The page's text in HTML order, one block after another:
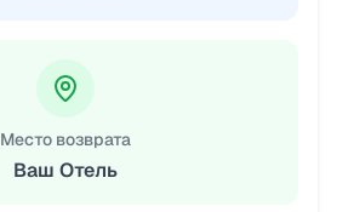
Место возврата
Ваш Отель